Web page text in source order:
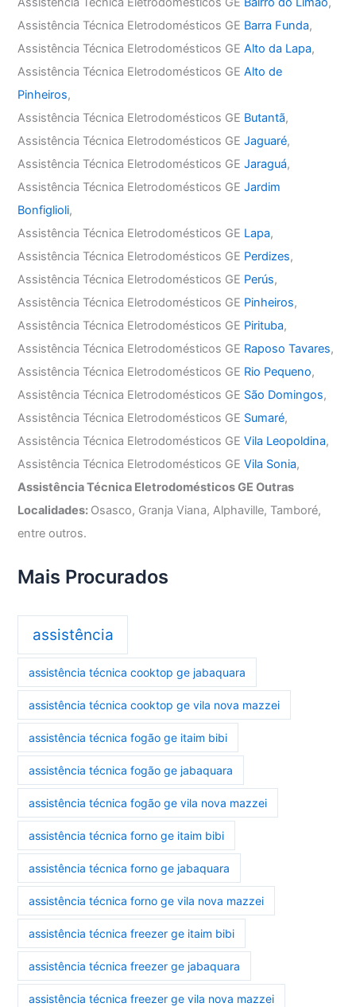
Assistência Técnica Eletrodomésticos GE Barra Funda,
Assistência Técnica Eletrodomésticos GEAlto da Lapa,
Assistência Técnica Eletrodomésticos GEAlto de
Pinheiros,
Assistência Técnica Eletrodomésticos GE Butantã,
Assistência Técnica Eletrodomésticos GEJaguaré,
Assistência Técnica Eletrodomésticos GEJaraguá,
Assistência Técnica Eletrodomésticos GEJardim
Bonfiglioli,
Assistência Técnica Eletrodomésticos GE Lapa,
Assistência Técnica Eletrodomésticos GE Perdizes,
Assistência Técnica Eletrodomésticos GE Perús,
Assistência Técnica Eletrodomésticos GE Pinheiros,
Assistência Técnica Eletrodomésticos GE Pirituba,
Assistência Técnica Eletrodomésticos GE Raposo Tavares,
Assistência Técnica Eletrodomésticos GE Rio Pequeno,
Assistência Técnica Eletrodomésticos GE São Domingos,
Assistência Técnica Eletrodomésticos GE Sumaré,
Assistência Técnica Eletrodomésticos GEVila Leopoldina,
Assistência Técnica Eletrodomésticos GEVila Sonia,
Assistência Técnica Eletrodomésticos GE Outras
Localidades: Osasco, Granja Viana, Alphaville, Tamboré,
entre outros.
Mais Procurados
assistência
assistência técnica cooktop ge jabaquara
assistência técnica cooktop ge vila nova mazzei
assistência técnica fogão ge itaim bibi
assistência técnica fogão ge jabaquara
assistência técnica fogão ge vila nova mazzei
assistência técnica forno ge itaim bibi
assistência técnica forno ge jabaquara
assistência técnica forno ge vila nova mazzei
assistência técnica freezer ge itaim bibi
assistência técnica freezer ge jabaquara
assistência técnica freezer ge vila nova mazzei